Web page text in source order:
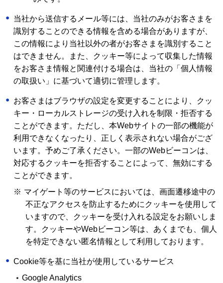
当社から送信するメール等には、当社のみがお客さまを
識別することのできる情報を含める場合がありますが、
この情報により当社以外の者がお客さまを識別すること
はできません。また、クッキー等によって収集した情報
をお客さま情報と関連付ける場合は、当社の「個人情報
の取扱い」に基づいて適切に管理します。
お客さまはブラウザの設定を変更することにより、クッ
キー・ローカルストレージの受け入れを制限・拒否する
ことができます。ただし、本Webサイトの一部の機能が
利用できなくなったり、正しく表示されない場合がござ
います。予めご了承ください。一部のWebビーコンは、
対応するクッキーを拒否することによって、無効にする
ことができます。
※ マイゲート等のサービスにおいては、画面遷移途中の
不正なアクセスを防止するためにクッキーを使用して
いますので、クッキーを受け入れる設定をお願いしま
す。クッキーやWebビーコン等は、あくまでも、個人
を特定できない匿名情報として利用しております。
Cookie等を基に当社が使用しているサービス
Google Analytics